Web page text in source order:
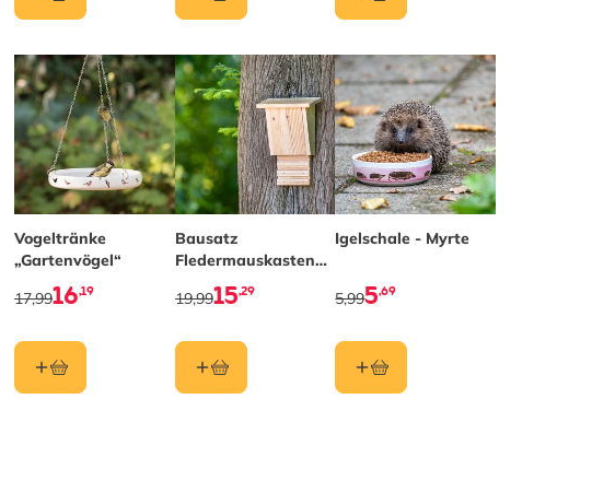
Vogeltränke
„Gartenvögel“
16,19
17,99
Bausatz
Fledermauskasten
„Igor”15,29
19,99
Igelschale - Myrte
5,69
5,99